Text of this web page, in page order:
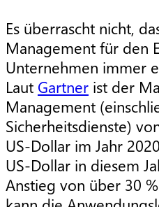
Es überrascht nicht,
Management für den
Unternehmen immer
Laut Gartner ist der
Management
Sicherheitsdienste)
US-Dollar im Jahr
US-Dollar in diesem
Anstieg von über 30